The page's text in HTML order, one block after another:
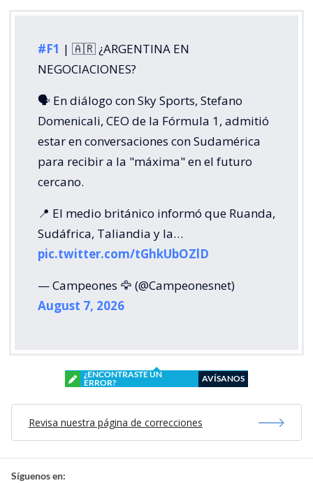
#F1 | 🇦🇷 ¿ARGENTINA EN
NEGOCIACIONES?
🗣️ En diálogo con Sky Sports, Stefano
Domenicali, CEO de la Fórmula 1, admitió
estar en conversaciones con Sudamérica
para recibir a la "máxima" en el futuro
cercano.
📍 El medio británico informó que Ruanda,
Sudáfrica, Taliandia y la…
pic.twitter.com/tGhkUbOZlD
— Campeones 🦅 (@Campeonesnet)
August 7, 2026
¿ENCONTRASTE UN
ERROR?
AVÍSANOS
Revisa nuestra página de correcciones
Síguenos en: